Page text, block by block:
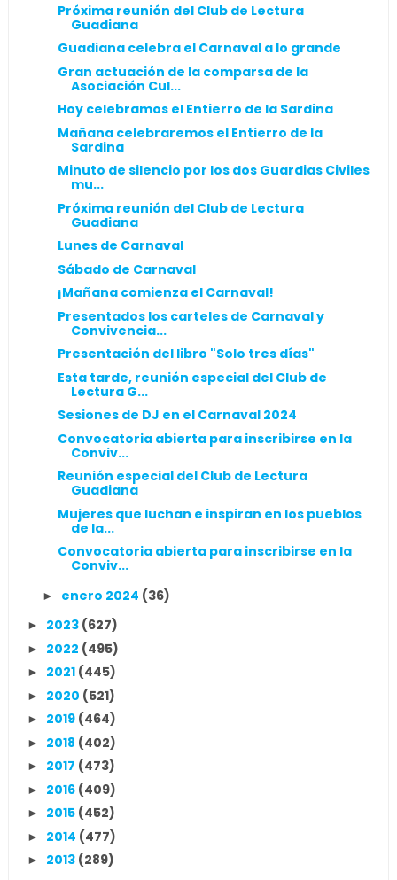
Próxima reunión del Club de Lectura
Guadiana
Guadiana celebra el Carnaval a lo grande
Gran actuación de la comparsa de la
Asociación Cul...
Hoy celebramos el Entierro de la Sardina
Mañana celebraremos el Entierro de la
Sardina
Minuto de silencio por los dos Guardias Civiles
mu...
Próxima reunión del Club de Lectura
Guadiana
Lunes de Carnaval
Sábado de Carnaval
¡Mañana comienza el Carnaval!
Presentados los carteles de Carnaval y
Convivencia...
Presentación del libro "Solo tres días"
Esta tarde, reunión especial del Club de
Lectura G...
Sesiones de DJ en el Carnaval 2024
Convocatoria abierta para inscribirse en la
Conviv...
Reunión especial del Club de Lectura
Guadiana
Mujeres que luchan e inspiran en los pueblos
de la...
Convocatoria abierta para inscribirse en la
Conviv...
► enero 2024 (36)
► 2023 (627)
► 2022 (495)
► 2021 (445)
► 2020 (521)
► 2019 (464)
► 2018 (402)
► 2017 (473)
► 2016 (409)
► 2015 (452)
► 2014 (477)
► 2013 (289)